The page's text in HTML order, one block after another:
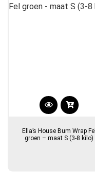
Ella’s House Bum Wrap Fel
groen – maat S (3-8 kilo)